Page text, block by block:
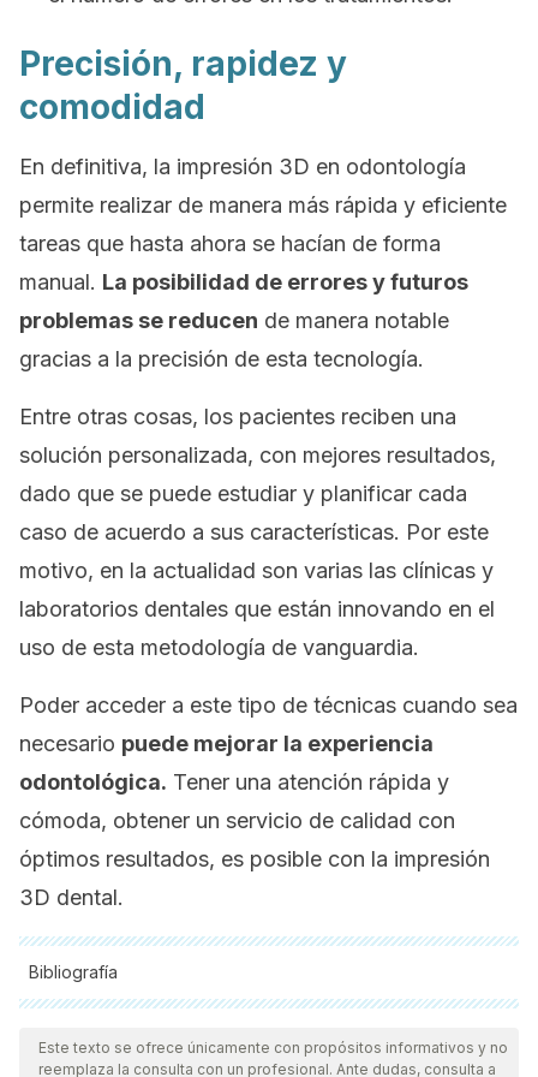
Precisión, rapidez y
comodidad
En definitiva, la impresión 3D en odontología
permite realizar de manera más rápida y eficiente
tareas que hasta ahora se hacían de forma
manual. La posibilidad de errores y futuros
problemas se reducen de manera notable
gracias a la precisión de esta tecnología.
Entre otras cosas, los pacientes reciben una
solución personalizada, con mejores resultados,
dado que se puede estudiar y planificar cada
caso de acuerdo a sus características. Por este
motivo, en la actualidad son varias las clínicas y
laboratorios dentales que están innovando en el
uso de esta metodología de vanguardia.
Poder acceder a este tipo de técnicas cuando sea
necesario puede mejorar la experiencia
odontológica. Tener una atención rápida y
cómoda, obtener un servicio de calidad con
óptimos resultados, es posible con la impresión
3D dental.
Bibliografía
Todas las fuentes citadas fueron revisadas a profundidad por
nuestro equipo, para asegurar su calidad, confiabilidad,
Este texto se ofrece únicamente con propósitos informativos y no
reemplaza la consulta con un profesional. Ante dudas, consulta a